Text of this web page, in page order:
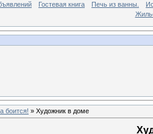
Гостевая книга Печь из ванны.
боится! » Художник в доме